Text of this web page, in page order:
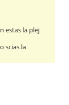
estas la plej
scias la